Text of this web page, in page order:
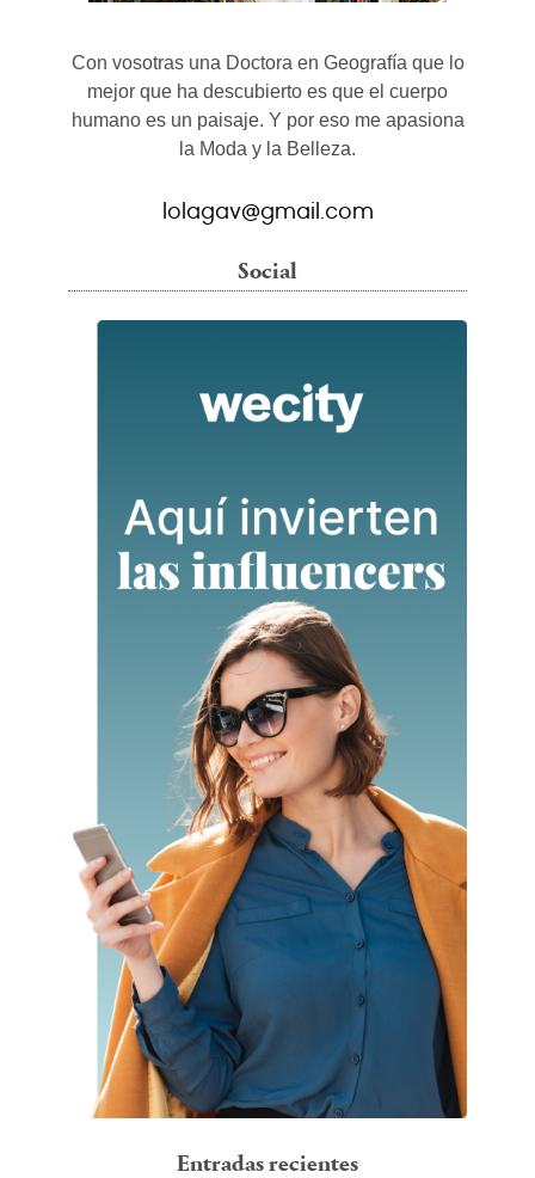
Con vosotras una Doctora en Geografía que lo
mejor que ha descubierto es que el cuerpo
humano es un paisaje. Y por eso me apasiona
la Moda y la Belleza.
lolagav@gmail.com
Social
Entradas recientes